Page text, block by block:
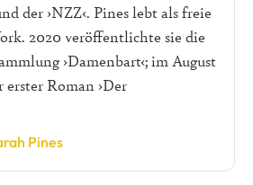
der ›NZZ‹. Pines lebt als freie
2020 veröffentlichte sie die
›Damenbart‹; im August
Roman ›Der
Pines